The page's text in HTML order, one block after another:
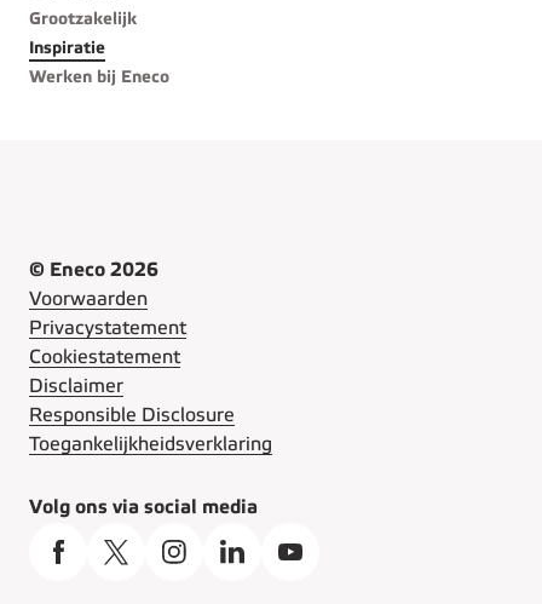
Grootzakelijk
Inspiratie
Werken bij Eneco
© Eneco 2026
Voorwaarden
Privacystatement
Cookiestatement
Disclaimer
Responsible Disclosure
Toegankelijkheidsverklaring
Volg ons via social media